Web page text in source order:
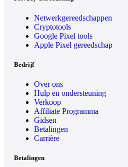
Netwerkgereedschappen
Cryptotools
Google Pixel tools
Apple Pixel gereedschap
Bedrijf
Over ons
Hulp en ondersteuning
Verkoop
Affiliate Programma
Gidsen
Betalingen
Carrière
Betalingen